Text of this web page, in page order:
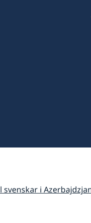
svenskar i